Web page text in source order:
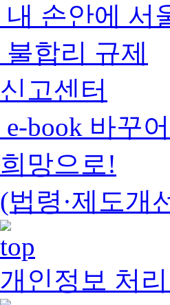
내 손안에 서
불합리 규제
신고센터
e-book 바꾸
희망으로!
(법령·제도개
개인정보 처